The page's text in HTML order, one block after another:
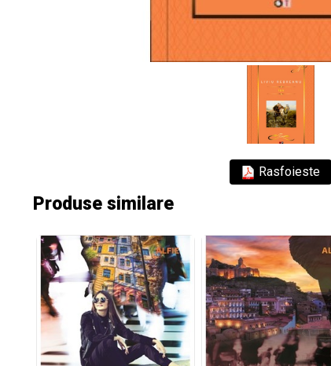
Rasfoieste
Produse similare